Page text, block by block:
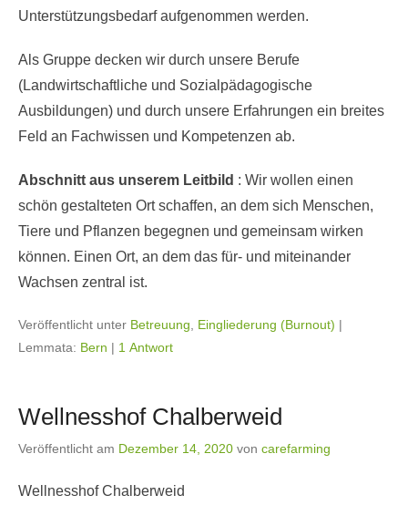
Unterstützungsbedarf aufgenommen werden.
Als Gruppe decken wir durch unsere Berufe
(Landwirtschaftliche und Sozialpädagogische
Ausbildungen) und durch unsere Erfahrungen ein breites
Feld an Fachwissen und Kompetenzen ab.
Abschnitt aus unserem Leitbild : Wir wollen einen
schön gestalteten Ort schaffen, an dem sich Menschen,
Tiere und Pflanzen begegnen und gemeinsam wirken
können. Einen Ort, an dem das für- und miteinander
Wachsen zentral ist.
Veröffentlicht unter Betreuung, Eingliederung (Burnout) |
Lemmata: Bern | 1 Antwort
Wellnesshof Chalberweid
Veröffentlicht am Dezember 14, 2020 von carefarming
Wellnesshof Chalberweid